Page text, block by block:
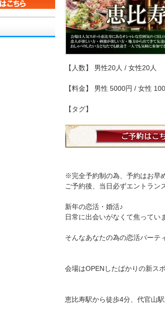
【人数】 男性20人 / 女性20人
【料金】 男性 5000円 / 女性
【タグ】
※完全予約制の為、予約はお早
ご予約後、当日必ずエントラン
新年の恋活・婚活♪
日常に出会いがなくて焦ってい
そんなあなたの為の恋活パーテ
会場はOPENしたばかりの新ス
恵比寿駅から徒歩4分、代官山